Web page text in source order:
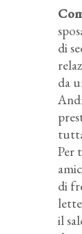
di
da
Per
di
il